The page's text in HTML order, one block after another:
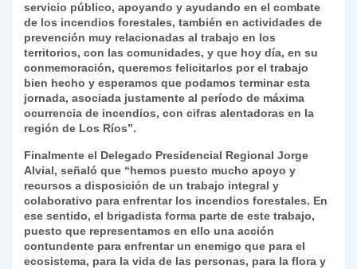
servicio público, apoyando y ayudando en el combate
de los incendios forestales, también en actividades de
prevención muy relacionadas al trabajo en los
territorios, con las comunidades, y que hoy día, en su
conmemoración, queremos felicitarlos por el trabajo
bien hecho y esperamos que podamos terminar esta
jornada, asociada justamente al período de máxima
ocurrencia de incendios, con cifras alentadoras en la
región de Los Ríos”.
Finalmente el Delegado Presidencial Regional Jorge
Alvial, señaló que “hemos puesto mucho apoyo y
recursos a disposición de un trabajo integral y
colaborativo para enfrentar los incendios forestales. En
ese sentido, el brigadista forma parte de este trabajo,
puesto que representamos en ello una acción
contundente para enfrentar un enemigo que para el
ecosistema, para la vida de las personas, para la flora y